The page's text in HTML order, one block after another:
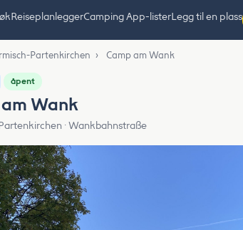
ReiseplanleggerCamping App-listerLegg til en plass
Partenkirchen › Camp am Wank
åpent
Wank
· Wankbahnstraße